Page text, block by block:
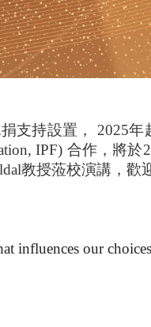
支持設置， 2025年
IPF) 合作，將於
教授蒞校演講，歡
influences our choices